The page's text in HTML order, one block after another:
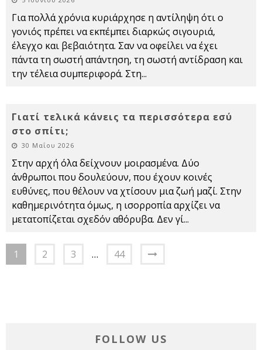
Για πολλά χρόνια κυριάρχησε η αντίληψη ότι ο
γονιός πρέπει να εκπέμπει διαρκώς σιγουριά,
έλεγχο και βεβαιότητα. Σαν να οφείλει να έχει
πάντα τη σωστή απάντηση, τη σωστή αντίδραση και
την τέλεια συμπεριφορά. Στη...
Γιατί τελικά κάνεις τα περισσότερα εσύ
στο σπίτι;
30 Μαΐου 2026
Στην αρχή όλα δείχνουν μοιρασμένα. Δύο
άνθρωποι που δουλεύουν, που έχουν κοινές
ευθύνες, που θέλουν να χτίσουν μια ζωή μαζί. Στην
καθημερινότητα όμως, η ισορροπία αρχίζει να
μετατοπίζεται σχεδόν αθόρυβα. Δεν γί...
1 2 3 … 44
FOLLOW US